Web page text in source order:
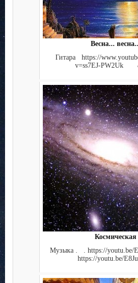
Весна...
Гитара https://
v=ss7EJ-PW2Uk
Космическая
Музыка . . https://youtu.be/
https://youtu.be/